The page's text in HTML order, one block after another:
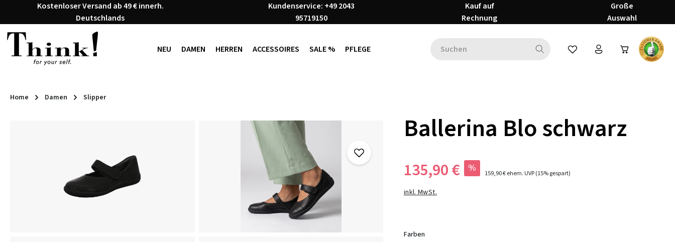
Hauptinhalt springen
Zur Suche springen
Zur Hauptnavigation springen
Kostenloser Versand ab 49 € innerh.
Deutschlands
Kundenservice: +49 2043
95719150
Kauf auf
Rechnung
Große
Auswahl
NEU DAMEN HERREN ACCESSOIRES SALE % PFLEGE Du hast 0 Produkte auf dem
Home Damen Slipper
Ballerina Blo schwarz
135,90 € % 159,90 €ehem. UVP(15% gespart)
inkl. MwSt.
Farben